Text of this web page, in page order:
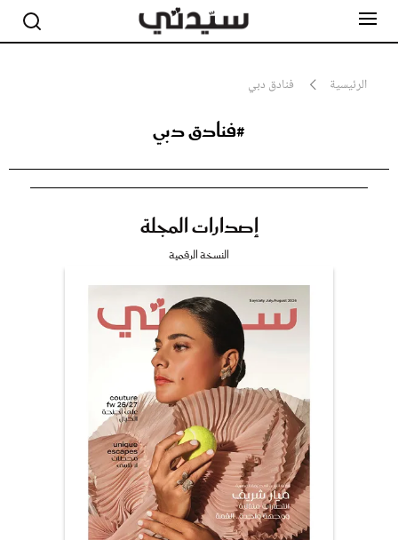
الرئيسية فنادق دبي
#فنادق دبي
إصدارات المجلة
النسخة الرقمية
جمال
صحة ورشاقة
عروس سيدتي